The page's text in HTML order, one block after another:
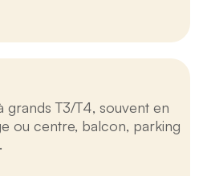
grands T3/T4, souvent en
ou centre, balcon, parking